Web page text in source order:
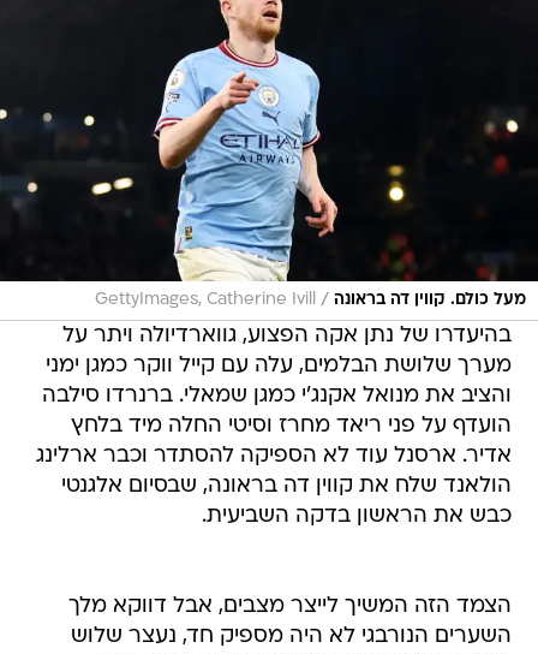
מעל כולם. קווין דה בראונה /
GettyImages, Catherine Ivill
בהיעדרו של נתן אקה הפצוע, גווארדיולה ויתר על
מערך שלושת הבלמים, עלה עם קייל ווקר כמגן ימני
והציב את מנואל אקנג'י כמגן שמאלי. ברנרדו סילבה
הועדף על פני ריאד מחרז וסיטי החלה מיד בלחץ
אדיר. ארסנל עוד לא הספיקה להסתדר וכבר ארלינג
הולאנד שלח את קווין דה בראונה, שבסיום אלגנטי
כבש את הראשון בדקה השביעית.
הצמד הזה המשיך לייצר מצבים, אבל דווקא מלך
השערים הנורבגי לא היה מספיק חד, נעצר שלוש